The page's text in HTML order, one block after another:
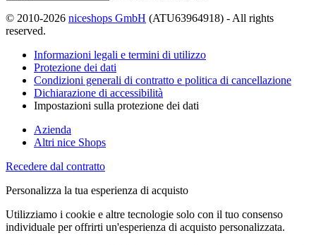
© 2010-2026 niceshops GmbH (ATU63964918) - All rights
reserved.
Informazioni legali e termini di utilizzo
Protezione dei dati
Condizioni generali di contratto e politica di cancellazione
Dichiarazione di accessibilità
Impostazioni sulla protezione dei dati
Azienda
Altri nice Shops
Recedere dal contratto
Personalizza la tua esperienza di acquisto
Utilizziamo i cookie e altre tecnologie solo con il tuo consenso
individuale per offrirti un'esperienza di acquisto personalizzata.